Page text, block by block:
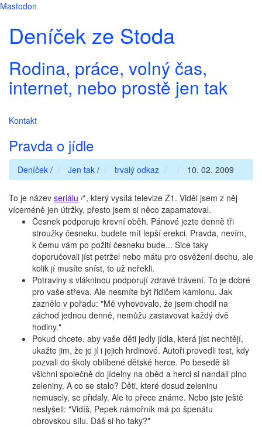
Mastodon
Deníček ze Stoda
Rodina, práce, volný čas,
internet, nebo prostě jen tak
Kontakt
Pravda o jídle
Deníček / Jen tak / trvalý odkaz 10. 02. 2009
To je název seriálu
, který vysílá televize Z1. Viděl jsem z něj
víceméně jen útržky, přesto jsem si něco zapamatoval.
Česnek podporuje krevní oběh. Pánové jezte denně tři
stroužky česneku, budete mít lepší erekci. Pravda, nevím,
k čemu vám po požití česneku bude... Sice taky
doporučovali jíst petržel nebo mátu pro osvěžení dechu, ale
kolik jí musíte sníst, to už neřekli.
Potraviny s vlákninou podporují zdravé trávení. To je dobré
pro vaše střeva. Ale nesmíte být řidičem kamionu. Jak
zaznělo v pořadu: "Mě vyhovovalo, že jsem chodil na
záchod jednou denně, nemůžu zastavovat každý dvě
hodiny."
Pokud chcete, aby vaše děti jedly jídla, která jíst nechtějí,
ukažte jim, že je jí i jejich hrdinové. Autoři provedli test, kdy
pozvali do školy oblíbené dětské herce. Po besedě šli
všichni společně do jídelny na oběd a herci si nandali plno
zeleniny. A co se stalo? Děti, které dosud zeleninu
nemusely, se přidaly. Ale to přece známe. Nebo jste ještě
neslyšeli: "Vidíš, Pepek námořník má po špenátu
obrovskou sílu. Dáš si ho taky?"